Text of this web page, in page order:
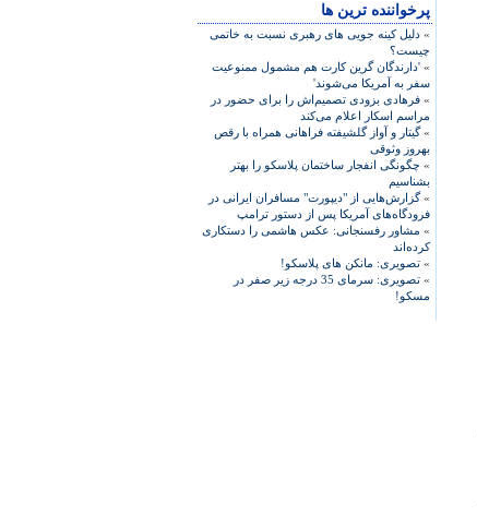
پرخواننده ترین ها
» دلیل کینه جویی های رهبری نسبت به خاتمی
چیست؟
» 'دارندگان گرین کارت هم مشمول ممنوعیت
سفر به آمریکا می‌شوند'
» فرهادی بزودی تصمیم‌اش را برای حضور در
مراسم اسکار اعلام می‌کند
»گیتار و آواز گلشیفته فراهانی همراه با رقص
بهروز وثوقی
» چگونگی انفجار ساختمان پلاسکو را بهتر
بشناسیم
»گزارش‌هایی از "دیپورت" مسافران ایرانی در
فرودگاه‌های آمریکا پس از دستور ترامپ
» مشاور رفسنجانی: عکس هاشمی را دستکاری
کرده‌اند
» تصویری: مانکن های پلاسکو!
»
تصویری: سرمای 35 درجه زیر صفر در
مسکو!